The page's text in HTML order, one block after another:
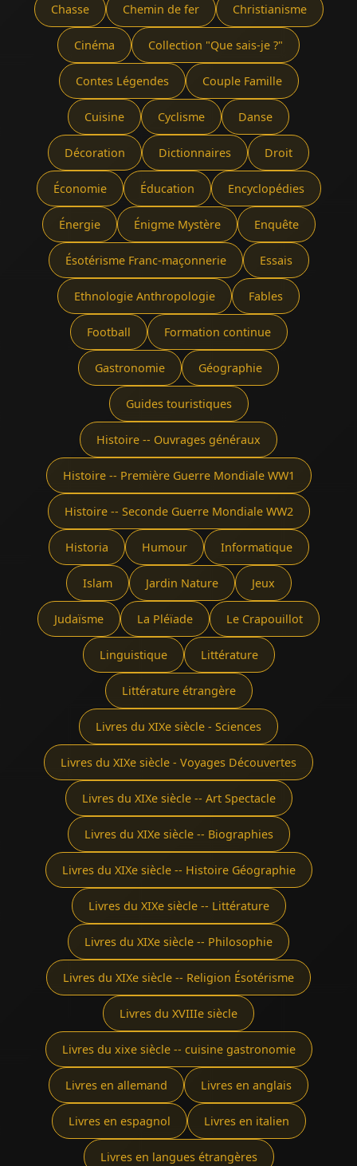
Chasse Chemin de fer Christianisme
Cinéma Collection "Que sais-je ?"
Contes Légendes Couple Famille
Cuisine Cyclisme Danse
Décoration Dictionnaires Droit
Économie Éducation Encyclopédies
Énergie Énigme Mystère Enquête
Ésotérisme Franc-maçonnerie Essais
Ethnologie Anthropologie Fables
Football Formation continue
Gastronomie Géographie
Guides touristiques
Histoire -- Ouvrages généraux
Histoire -- Première Guerre Mondiale WW1
Histoire -- Seconde Guerre Mondiale WW2
Historia Humour Informatique
Islam Jardin Nature Jeux
Judaïsme La Pléïade Le Crapouillot
Linguistique Littérature
Littérature étrangère
Livres du XIXe siècle - Sciences
Livres du XIXe siècle - Voyages Découvertes
Livres du XIXe siècle -- Art Spectacle
Livres du XIXe siècle -- Biographies
Livres du XIXe siècle -- Histoire Géographie
Livres du XIXe siècle -- Littérature
Livres du XIXe siècle -- Philosophie
Livres du XIXe siècle -- Religion Ésotérisme
Livres du XVIIIe siècle
Livres du xixe siècle -- cuisine gastronomie
Livres en allemand Livres en anglais
Livres en espagnol Livres en italien
Livres en langues étrangères